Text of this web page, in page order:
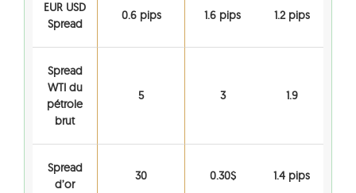
EUR USD
Spread
0.6 pips 1.6 pips 1.2 pips
Spread
WTI du
pétrole
brut
5 3 1.9
Spread
d’or
30 0.30$ 1.4 pips